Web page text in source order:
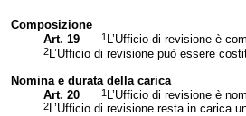
Composizione
Art. 19
1 L’Ufficio di revisione è
2L’Ufficio di revisione può essere
Nomina e durata della carica
Art. 20
1L’Ufficio di revisione è
2 L’Ufficio di revisione resta in carica